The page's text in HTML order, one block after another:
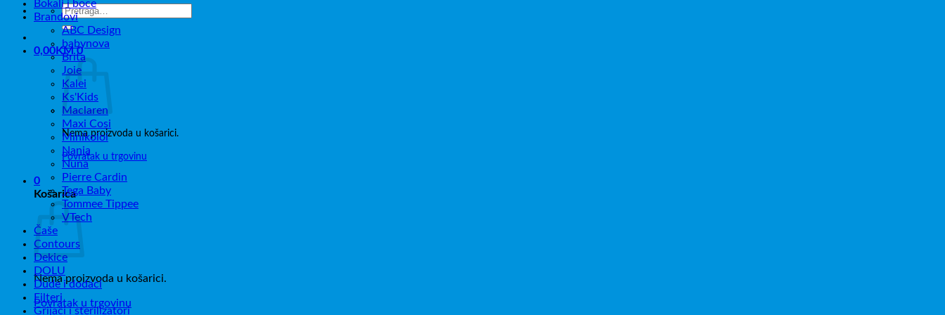
Pretraži:
0,00KM 0
Nema proizvoda u košarici.
Povratak u trgovinu
0
Košarica
Nema proizvoda u košarici.
Povratak u trgovinu
Bokali i boce
Brandovi
ABC Design
babynova
Brita
Joie
Kalei
Ks'Kids
Maclaren
Maxi Cosi
Minikoioi
Nania
Nuna
Pierre Cardin
Tega Baby
Tommee Tippee
VTech
Čaše
Contours
Dekice
DOLU
Dude i dodaci
Filteri
Grijači i sterilizatori